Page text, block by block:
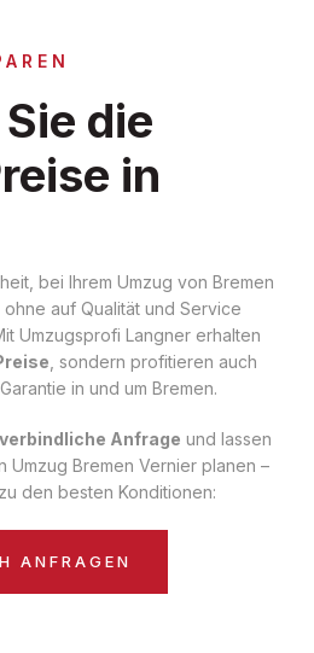
die
in
bei Ihrem Umzug von Bremen
auf Qualität und Service
Umzugsprofi Langner erhalten
, sondern profitieren auch
in und um Bremen.
Anfrage und lassen
Umzug Bremen Vernier planen –
den besten Konditionen:
ANFRAGEN